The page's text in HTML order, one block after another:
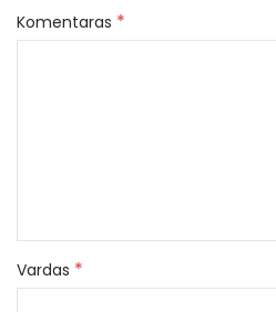
Komentaras *
Vardas *